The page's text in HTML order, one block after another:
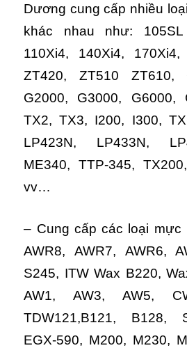
Dương cung cấp nhiều
khác nhau như: 105SL
110Xi4, 140Xi4,
ZT420, ZT510 ZT610,
G2000, G3000, G6000,
TX2, TX3, I200, I300,
LP423N, LP433N,
ME340, TTP-345,
vv…
– Cung cấp các loại mực
AWR8, AWR7, AWR6,
S245, ITW Wax B220,
AW1, AW3, AW5,
TDW121,B121, B128,
EGX-590, M200, M230,